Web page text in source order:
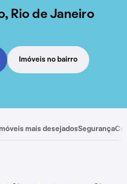
Rio de Janeiro
Imóveis no bairro
Imóveis mais desejadosSegurança